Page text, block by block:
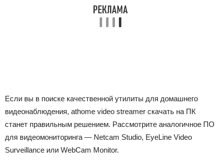
Если вы в поиске качественной утилиты для домашнего
видеонаблюдения, athome video streamer скачать на ПК
станет правильным решением. Рассмотрите аналогичное ПО
для видеомониторинга — Netcam Studio, EyeLine Video
Surveillance или WebCam Monitor.